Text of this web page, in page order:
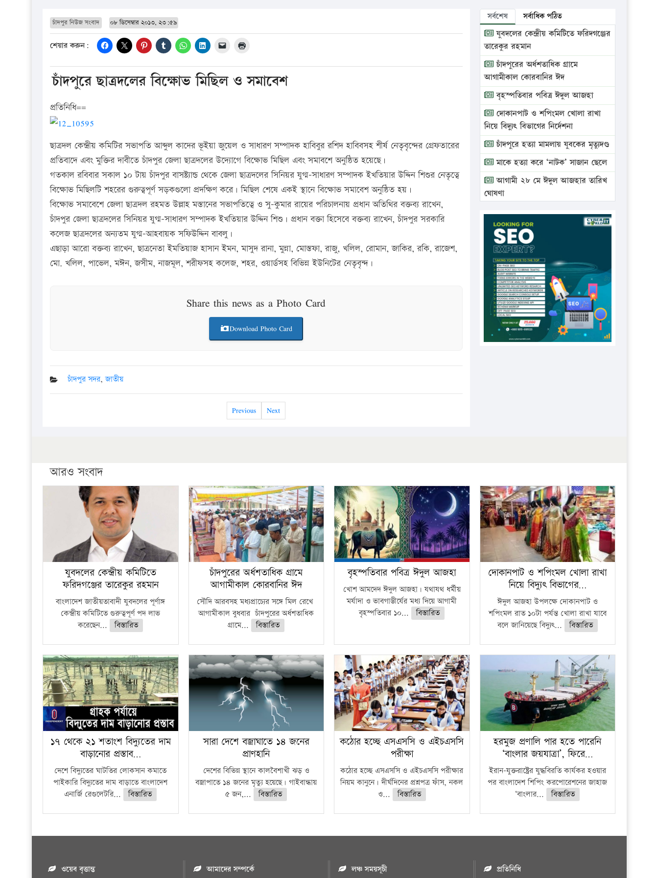
চাঁদপুর নিউজ সংবাদ ০৮ ডিসেম্বার ২০১৩, ২৩:৫৯
শেয়ার করুন:
চাঁদপুরে ছাত্রদলের বিক্ষোভ মিছিল ও সমাবেশ
প্রতিনিধি==
ছাত্রদল কেন্দ্রীয় কমিটির সভাপতি আব্দুল কাদের ভূইয়া জুয়েল ও সাধারণ সম্পাদক হাবিবুর রশিদ হাবিবসহ শীর্ষ নেতৃবৃন্দের গ্রেফতারের
প্রতিবাদে এবং মুক্তির দাবীতে চাঁদপুর জেলা ছাত্রদলের উদ্যোগে বিক্ষোভ মিছিল এবং সমাবশে অনুষ্ঠিত হয়েছে।
গতকাল রবিবার সকাল ১০ টায় চাঁদপুর বাসষ্ট্যান্ড থেকে জেলা ছাত্রদলের সিনিয়র যুগ্ম-সাধারণ সম্পাদক ইখতিয়ার উদ্দিন শিশুর নেতৃত্বে
বিক্ষোভ মিছিলটি শহরের গুরুত্বপূর্ণ সড়কগুলো প্রদক্ষিণ করে। মিছিল শেষে একই স্থানে বিক্ষোভ সমাবেশ অনুষ্ঠিত হয়।
বিক্ষোভ সমাবেশে জেলা ছাত্রদল রহমত উল্লাহ মস্তানের সভাপতিত্বে ও সু-কুমার রায়ের পরিচালনায় প্রধান অতিথির বক্তব্য রাখেন,
চাঁদপুর জেলা ছাত্রদলের সিনিয়র যুগ্ম-সাধারণ সম্পাদক ইখতিয়ার উদ্দিন শিশু। প্রধান বক্তা হিসেবে বক্তব্য রাখেন, চাঁদপুর সরকারি
কলেজ ছাত্রদলের অন্যতম যুগ্ম-আহবায়ক সফিউদ্দিন বাবলু।
এছাড়া আরো বক্তব্য রাখেন, ছাত্রনেতা ইমতিয়াজ হাসান ইমন, মাসুদ রানা, মুন্না, মোস্তফা, রাজু, খলিল, রোমান, জাকির, রকি, রাজেশ,
মো. খলিল, পাভেল, মঈন, জসীম, নাজমূল, শরীফসহ কলেজ, শহর, ওয়ার্ডসহ বিভিন্ন ইউনিটের নেতৃবৃন্দ।
Share this news as a Photo Card
Download Photo Card
চাঁদপুর সদর,জাতীয়
Previous Next
সর্বশেষ সর্বাধিক পঠিত
যুবদলের কেন্দ্রীয় কমিটিতে ফরিদগঞ্জের
তারেকুর রহমান
চাঁদপুরের অর্ধশতাধিক গ্রামে
আগামীকাল কোরবানির ঈদ
বৃহস্পতিবার পবিত্র ঈদুল আজহা
দোকানপাট ও শপিংমল খোলা রাখা
নিয়ে বিদ্যুৎ বিভাগের নির্দেশনা
চাঁদপুরে হত্যা মামলায় যুবকের মৃত্যুদণ্ড
মাকে হত্যা করে ‘নাটক’ সাজান ছেলে
আগামী ২৮ মে ঈদুল আজহার তারিখ
ঘোষণা
ভ্রাম্যমাণ আদালতে দুইটি প্রতিষ্ঠানকে
প্রতিষ্ঠানকে ৪০হাজার টাকা জরিমানা।
এবার লঞ্চের ভাড়া বাড়ল
১৭ থেকে ২১ শতাংশ বিদ্যুতের দাম
বাড়ানোর প্রস্তাব পিডিবির
১৬ মে চাঁদপুর ও ২৫ মে ফেনী সফরে
যাবেন প্রধানমন্ত্রী
উচ্চশিক্ষায় গৌরবময় অর্জন: পূর্ণ
স্কলারশিপে যুক্তরাষ্ট্রে পিএইচডি করছেন
আরও সংবাদ
যুবদলের কেন্দ্রীয় কমিটিতে
ফরিদগঞ্জের তারেকুর রহমান
বাংলাদেশ জাতীয়তাবাদী যুবদলের পূর্ণাঙ্গ
কেন্দ্রীয় কমিটিতে গুরুত্বপূর্ণ পদ লাভ
করেছেন...
বিস্তারিত
চাঁদপুরের অর্ধশতাধিক গ্রামে
আগামীকাল কোরবানির ঈদ
সৌদি আরবসহ মধ্যপ্রাচ্যের সঙ্গে মিল রেখে
আগামীকাল বুধবার চাঁদপুরের অর্ধশতাধিক
গ্রামে...
বিস্তারিত
বৃহস্পতিবার পবিত্র ঈদুল আজহা
খোশ আমদেদ ঈদুল আজহা। যথাযথ ধর্মীয়
মর্যাদা ও ভাবগাম্ভীর্যের মধ্য দিয়ে আগামী
বৃহস্পতিবার ১০...
বিস্তারিত
দোকানপাট ও শপিংমল খোলা রাখা
নিয়ে বিদ্যুৎ বিভাগের…
ঈদুল আজহা উপলক্ষে দোকানপাট ও
শপিংমল রাত ১০টা পর্যন্ত খোলা রাখা যাবে
বলে জানিয়েছে বিদ্যুৎ...
বিস্তারিত
১৭ থেকে ২১ শতাংশ বিদ্যুতের দাম
বাড়ানোর প্রস্তাব…
দেশে বিদ্যুতের ঘাটতির লোকসান কমাতে
পাইকারি বিদ্যুতের দাম বাড়াতে বাংলাদেশ
এনার্জি রেগুলেটরি...
বিস্তারিত
সারা দেশে বজ্রাঘাতে ১৪ জনের
প্রাণহানি
দেশের বিভিন্ন স্থানে কালবৈশাখী ঝড় ও
বজ্রাপাতে ১৪ জনের মৃত্যু হয়েছে। গাইবান্ধায়
৫ জন,...
বিস্তারিত
কঠোর হচ্ছে এসএসসি ও এইচএসসি
পরীক্ষা
কঠোর হচ্ছে এসএসসি ও এইচএসসি পরীক্ষার
নিয়ম কানুনে। দীর্ঘদিনের প্রশ্নপত্র ফাঁস, নকল
ও...
বিস্তারিত
হরমুজ প্রণালি পার হতে পারেনি
‘বাংলার জয়যাত্রা’, ফিরে…
ইরান-যুক্তরাষ্ট্রের যুদ্ধবিরতি কার্যকর হওয়ার
পর বাংলাদেশ শিপিং করপোরেশনের জাহাজ
‘বাংলার...
বিস্তারিত
ওয়েব বৃত্তান্ত আমাদের সম্পর্কে লঞ্চ সময়সূচী প্রতিনিধি